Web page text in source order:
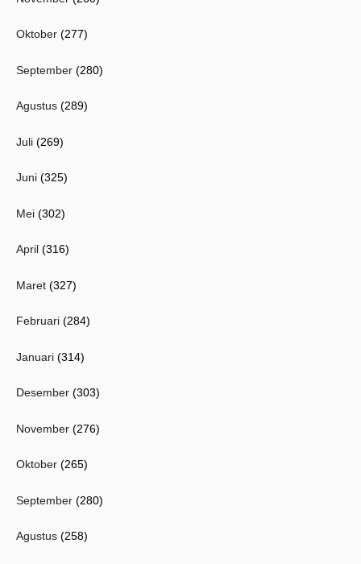
Oktober (277)
September (280)
Agustus (289)
Juli (269)
Juni (325)
Mei (302)
April (316)
Maret (327)
Februari (284)
Januari (314)
Desember (303)
November (276)
Oktober (265)
September (280)
Agustus (258)